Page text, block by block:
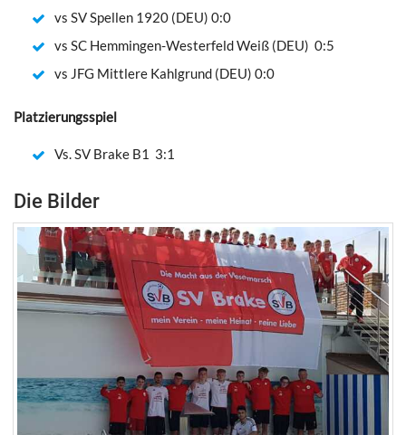
vs SV Spellen 1920 (DEU) 0:0
vs SC Hemmingen-Westerfeld Weiß (DEU) 0:5
vs JFG Mittlere Kahlgrund (DEU) 0:0
Platzierungsspiel
Vs. SV Brake B1 3:1
Die Bilder